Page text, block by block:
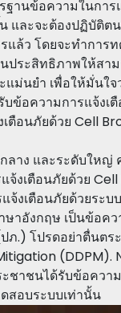
านข้อความในการ
และจะต้องปฏิบัติต
ว โดยจะทำการท
ระสิทธิภาพให้สาม
ม่นยำ เพื่อให้มั่นใจ
อความการแจ้งเ
อนภัยด้วย Cell
ลาง และระดับให
จ้งเตือนภัยด้วย
จ้งเตือนภัยด้วยระ
าอังกฤษ เป็นข้อค
.) โปรดอย่าตื่นต
(DDPM).
ชาชนได้รับข้อควา
สอบระบบเท่านั้น